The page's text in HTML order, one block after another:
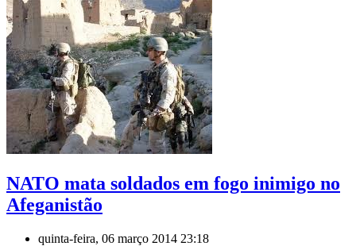
NATO mata soldados em fogo inimigo no
Afeganistão
quinta-feira, 06 março 2014 23:18